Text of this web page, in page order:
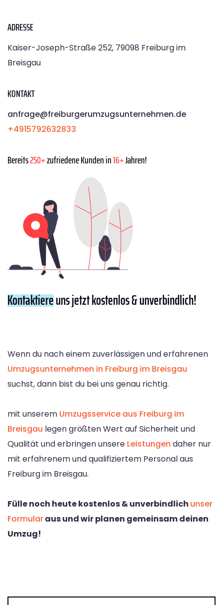
ADRESSE
Kaiser-Joseph-Straße 252, 79098 Freiburg im
Breisgau
KONTAKT
anfrage@freiburgerumzugsunternehmen.de
+4915792632833
Bereits250+zufriedene Kunden in16+Jahren!
Kontaktiereuns jetzt kostenlos & unverbindlich!
Wenn du nach einem zuverlässigen und erfahrenen
Umzugsunternehmen in Freiburg im Breisgau
suchst, dann bist du bei uns genau richtig.
mit unserem Umzugsservice aus Freiburg im
Breisgau legen größten Wert auf Sicherheit und
Qualität und erbringen unsere Leistungen daher nur
mit erfahrenem und qualifiziertem Personal aus
Freiburg im Breisgau.
Fülle noch heute kostenlos & unverbindlich unser
Formularaus und wir planen gemeinsam deinen
Umzug!